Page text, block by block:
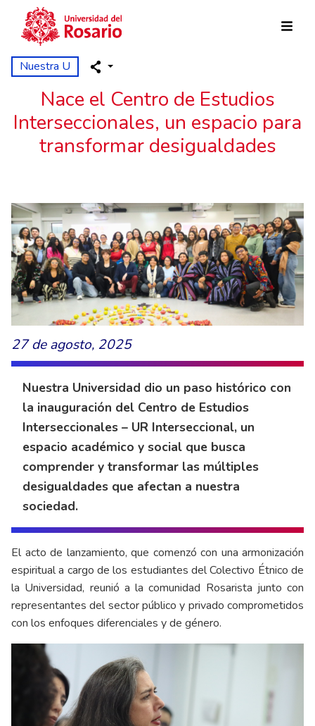
Pasar al contenido principal
Nuestra U
Nace el Centro de Estudios
Interseccionales, un espacio para
transformar desigualdades
27 de agosto, 2025
Nuestra Universidad dio un paso histórico con
la inauguración del Centro de Estudios
Interseccionales – UR Interseccional, un
espacio académico y social que busca
comprender y transformar las múltiples
desigualdades que afectan a nuestra
sociedad.
El acto de lanzamiento, que comenzó con una armonización
espiritual a cargo de los estudiantes del Colectivo Étnico de
la Universidad, reunió a la comunidad Rosarista junto con
representantes del sector público y privado comprometidos
con los enfoques diferenciales y de género.